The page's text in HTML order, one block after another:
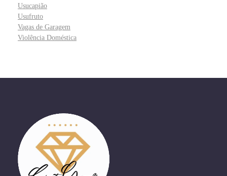
Usucapião
Usufruto
Vagas de Garagem
Violência Doméstica